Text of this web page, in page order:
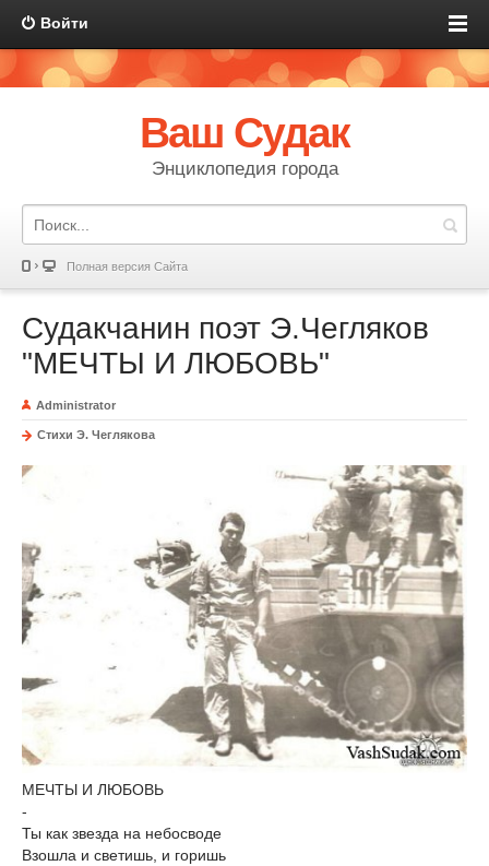
Войти
Ваш Судак
Энциклопедия города
Полная версия Сайта
Судакчанин поэт Э.Чегляков
"МЕЧТЫ И ЛЮБОВЬ"
Administrator
Стихи Э. Чеглякова
МЕЧТЫ И ЛЮБОВЬ
-
Ты как звезда на небосводе
Взошла и светишь, и горишь